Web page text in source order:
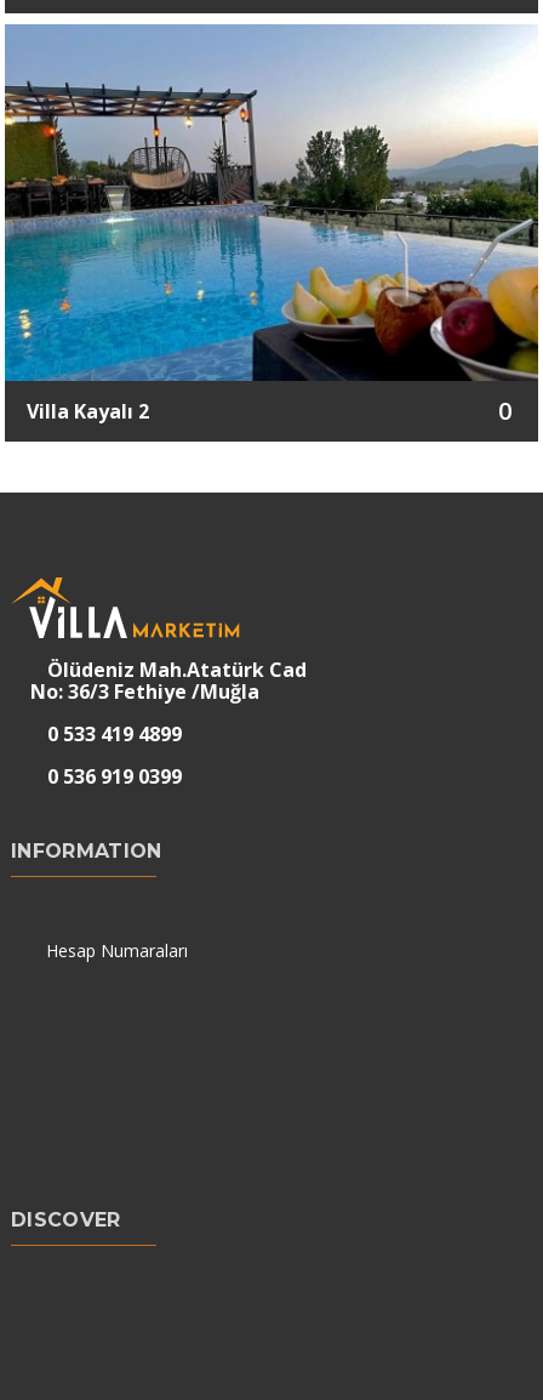
Villa Kayalı 2 0
Ölüdeniz Mah.Atatürk Cad
No: 36/3 Fethiye /Muğla
0 533 419 4899
0 536 919 0399
INFORMATION
Hesap Numaraları
DISCOVER